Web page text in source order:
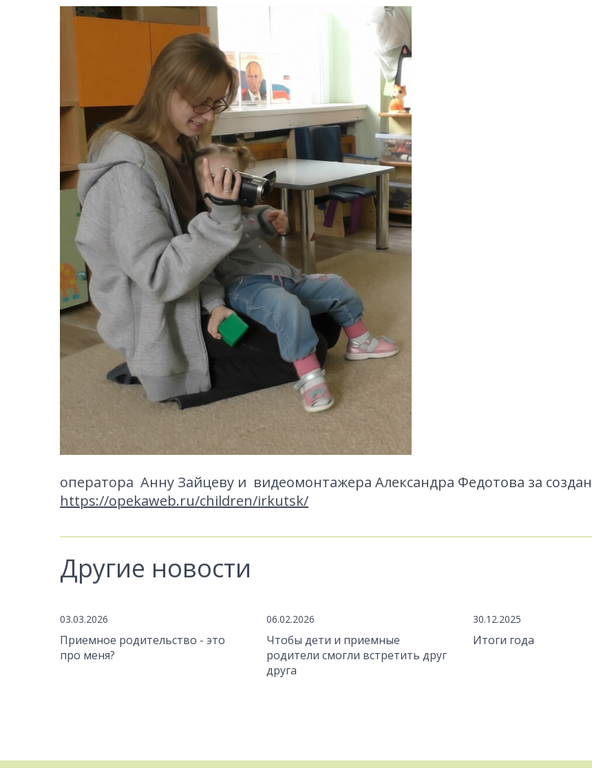
оператора Анну Зайцеву и видеомонтажера Александра Федотова за
https://opekaweb.ru/children/irkutsk/
Другие новости
03.03.2026
Приемное родительство - это
про меня?
06.02.2026
Чтобы дети и приемные
родители смогли встретить друг
друга
30.12.2025
Итоги года